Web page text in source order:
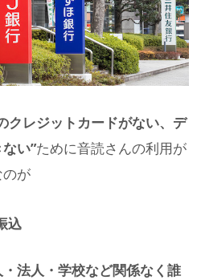
クレジットカードがない、デ
い”ために音読さんの利用が
が
込
法人・学校など関係なく誰